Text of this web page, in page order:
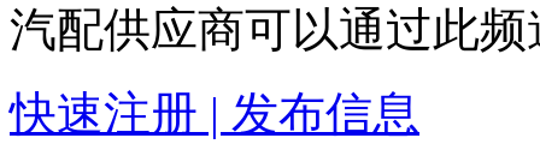
汽配供应商可以通过此
快速注册 | 发布信息